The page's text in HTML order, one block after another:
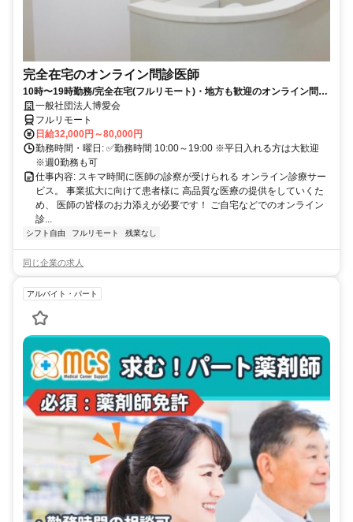
完全在宅のオンライン問診医師
10時〜19時勤務/完全在宅(フルリモート)・地方も歓迎のオンライン問診
業務一般社団法人博愛会
フルリモート
日給32,000円～80,000円
勤務時間・曜日: ✅勤務時間 10:00～19:00 ※平日入れる方は大歓迎
※週0勤務も可
仕事内容: スキマ時間に医師の診察が受けられる オンライン診療サー
ビス。 事業拡大に向けて患者様に 高品質な医療の提供をしていくた
め、 医師の皆様のお力添えが必要です！ ご自宅などでのオンライン
診...
シフト自由 フルリモート 残業なし
同じ企業の求人
アルバイト・パート